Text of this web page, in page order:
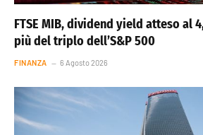
FTSE MIB, dividend yield atteso al
più del triplo dell’S&P 500
FINANZA 6 Agosto 2026